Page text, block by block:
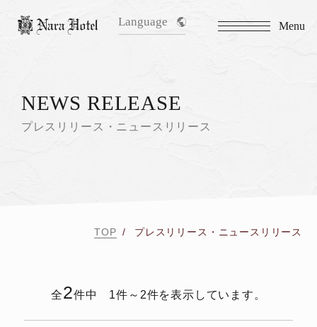
Language Menu
プレスリリース・ニュースリリース
NEWS RELEASE
TOP プレスリリース・ニュースリリース
全2件中 1件～2件を表示しています。